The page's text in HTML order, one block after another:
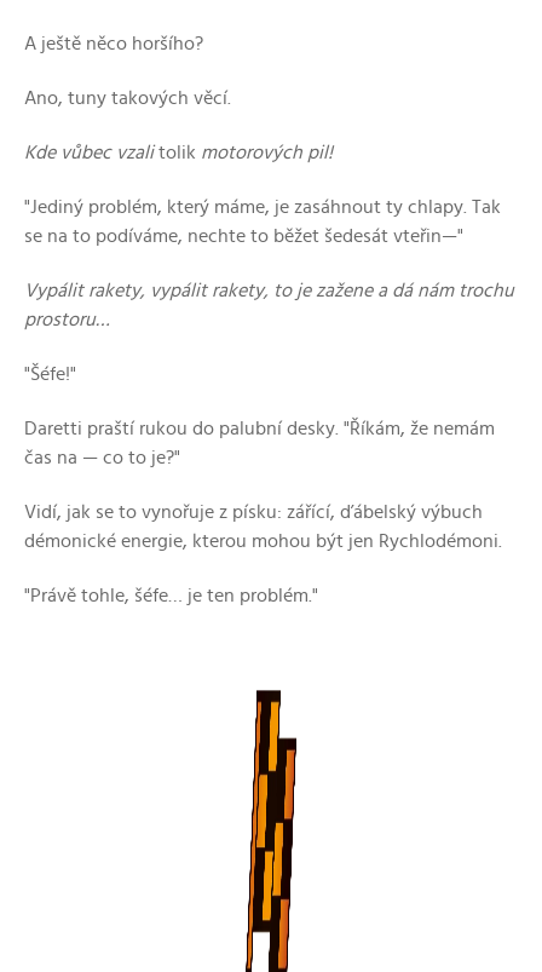
A ještě něco horšího?
Ano, tuny takových věcí.
Kde vůbec vzalitolik motorových pil!
"Jediný problém, který máme, je zasáhnout ty chlapy. Tak
se na to podíváme, nechte to běžet šedesát vteřin—"
Vypálit rakety, vypálit rakety, to je zažene a dá nám trochu
prostoru…
"Šéfe!"
Daretti praští rukou do palubní desky. "Říkám, že nemám
čas na — co to je?"
Vidí, jak se to vynořuje z písku: zářící, ďábelský výbuch
démonické energie, kterou mohou být jen Rychlodémoni.
"Právě tohle, šéfe… je ten problém."